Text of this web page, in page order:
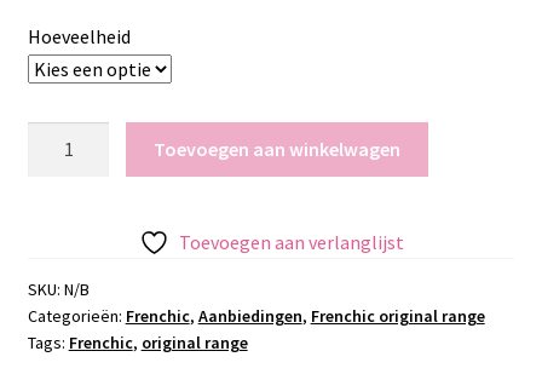
Hoeveelheid
aantal
Toevoegen aan winkelwagen
Toevoegen aan verlanglijst
SKU: N/B
Categorieën: Frenchic, Aanbiedingen, Frenchic original range
Tags: Frenchic, original range